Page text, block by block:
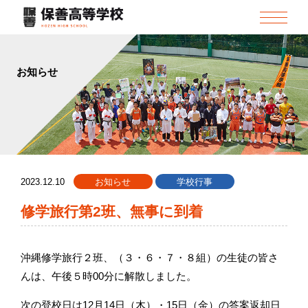
お知らせ
2023.12.10 お知らせ 学校行事
修学旅行第2班、無事に到着
沖縄修学旅行２班、（３・６・７・８組）の生徒の皆さ
んは、午後５時00分に解散しました。
次の登校日は12月14日（木）・15日（金）の答案返却日